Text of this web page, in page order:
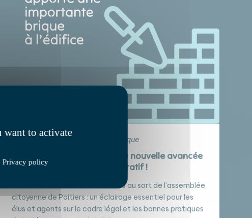
17/03/25 • Communication publique
Participation citoyenne : une nouvelle avancée
permise par le juge administratif !
Indemnisation des membres tirés au sort de l’assemblée
citoyenne de Poitiers : un éclairage essentiel pour les
élus et agents sur le cadre légal et les bonnes pratiques
want to activate
Privacy policy